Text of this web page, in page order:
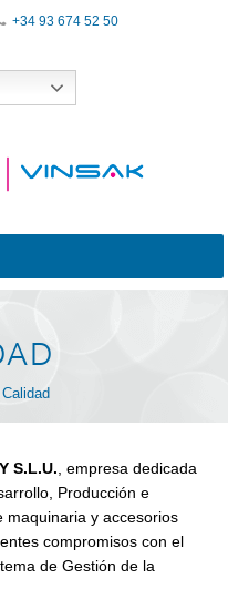
+34 93 674 52 50
Calidad
S.L.U. , empresa dedicada
Producción e
maquinaria y accesorios
compromisos con el
de Gestión de la